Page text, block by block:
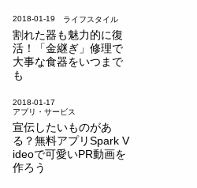
2018-01-19 ライフスタイル
割れた器も魅力的に復
活！「金継ぎ」修理で
大事な食器をいつまで
も
2018-01-17
アプリ・サービス
宣伝したいものがあ
る？無料アプリSpark V
ideoで可愛いPR動画を
作ろう